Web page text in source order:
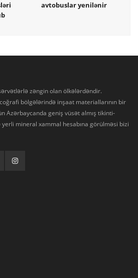
avtobuslar yenilənir
zəngin olan ölkələrdəndir.
bölgələrində inşaat materiallarının bir
Azərbaycanda geniş vüsət almış tikinti-
mineral xammal hesabına görülməsi bizi